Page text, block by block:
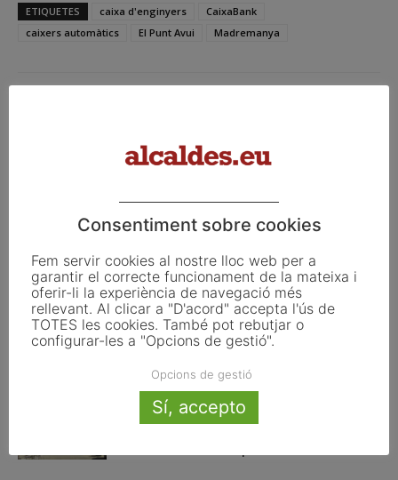
ETIQUETES caixa d'enginyers
CaixaBank
caixers automàtics
El Punt Avui Madremanya
Article anterior
valor l’escola rural com un
actiu per afavorir l’arrelament
Pals reclama revisar el decret dels
habitatges d’ús turístic per preservar
Consentiment sobre cookies
Fem servir cookies al nostre lloc web per a
garantir el correcte funcionament de la mateixa i
oferir-li la experiència de navegació més
rellevant. Al clicar a "D'acord" accepta l'ús de
TOTES les cookies. També pot rebutjar o
configurar-les a "Opcions de gestió".
Opcions de gestió
Sí, accepto